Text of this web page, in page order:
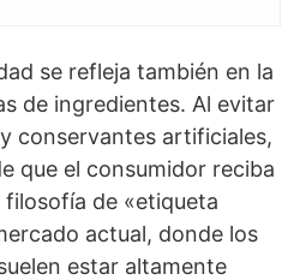
se refleja también en la
de ingredientes. Al evitar
conservantes artificiales,
que el consumidor reciba
de «etiqueta
actual, donde los
estar altamente